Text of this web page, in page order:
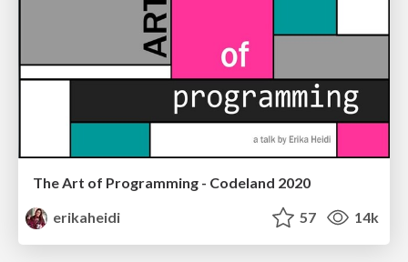
The Art of Programming - Codeland 2020
erikaheidi
57 14k